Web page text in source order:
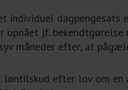
individuel
opnået jf. bekendtgørelse
måneder efter, at
efter lov om en